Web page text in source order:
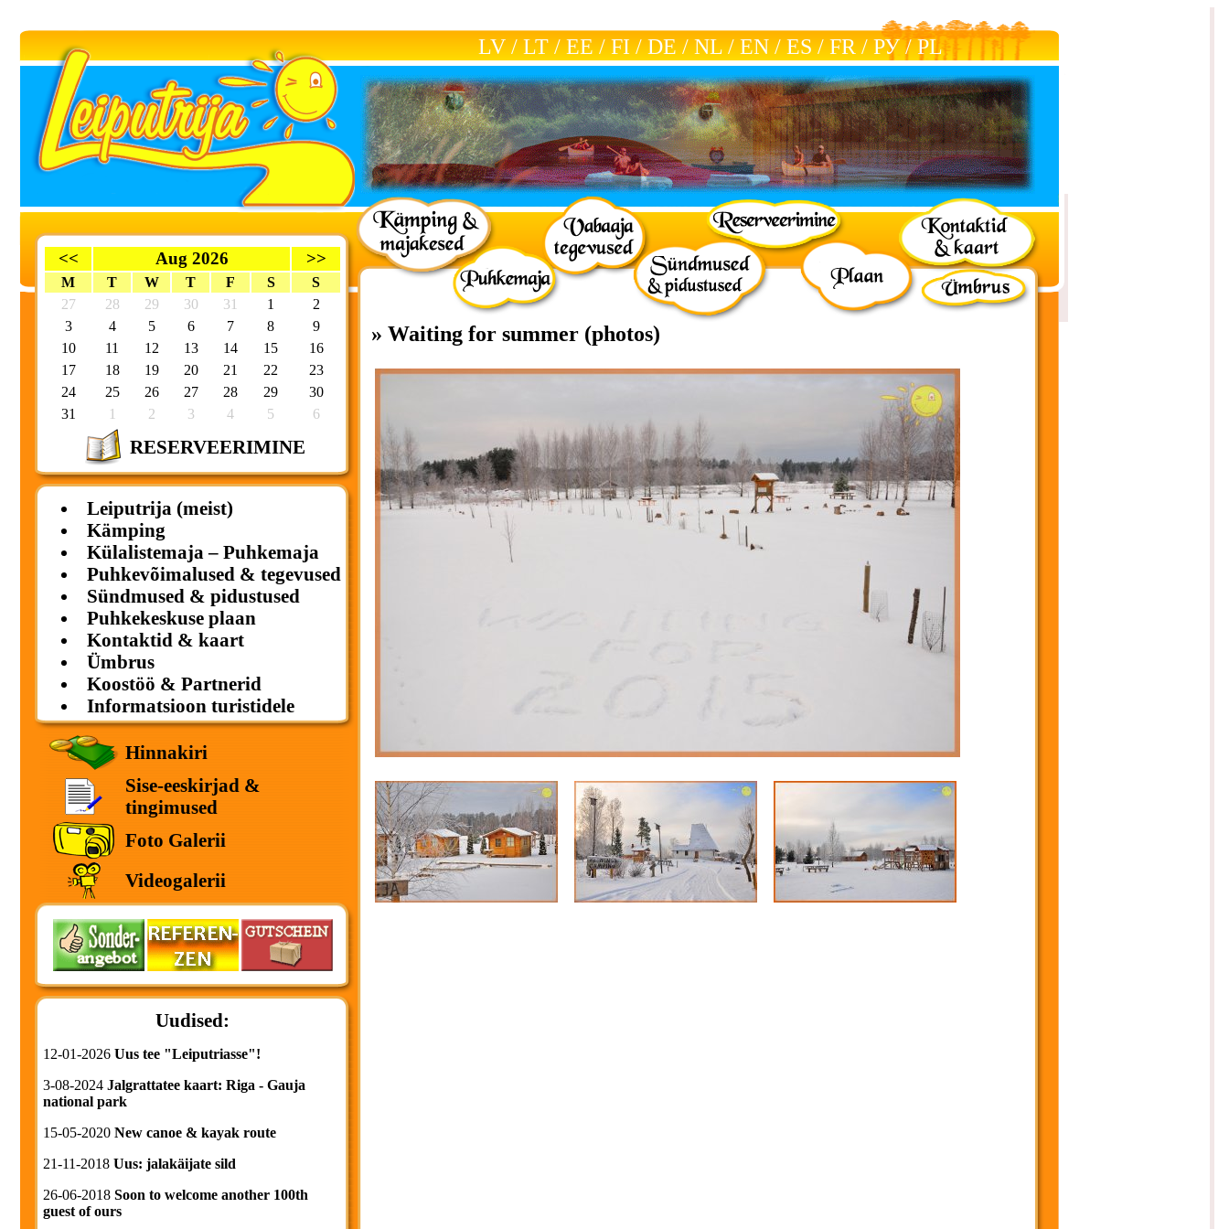
LV / LT / EE / FI / DE / NL / EN / ES / FR / РУ/РL
<< Aug 2026 >>
M T W T F S
S
27
28 29 30 31 1
2
3
4 5 6 7 8
9
10
11 12 13 14 15
16
17
18 19 20 21 22
23
24
25 26 27 28 29
30
31
1 2 3 4 5 6
RESERVEERIMINE
Leiputrija (meist)
Kämping
Külalistemaja – Puhkemaja
Puhkevõimalused & tegevused
Sündmused & pidustused
Puhkekeskuse plaan
Kontaktid & kaart
Ümbrus
Koostöö & Partnerid
Informatsioon turistidele
Hinnakiri
Sise-eeskirjad &
tingimused
Foto Galerii
Videogalerii
Uudised:
12-01-2026 Uus tee "Leiputriasse"!
3-08-2024 Jalgrattatee kaart: Riga - Gauja
national park
15-05-2020 New canoe & kayak route
21-11-2018 Uus: jalakäijate sild
26-06-2018 Soon to welcome another 100th
guest of ours
» Waiting for summer (photos)